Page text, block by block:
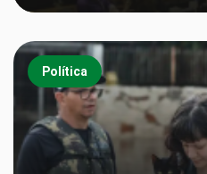
Política